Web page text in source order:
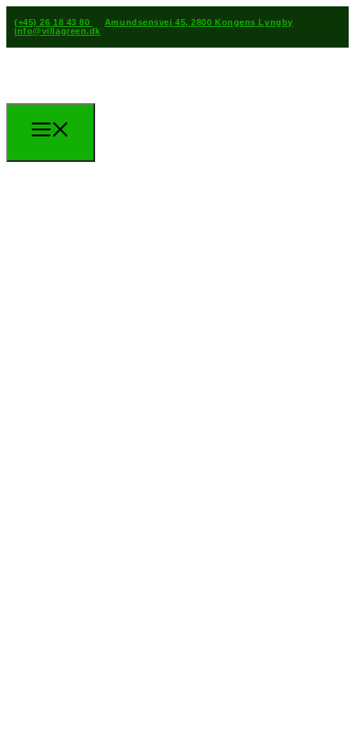
(+45) 26 18 43 80
Amundsensvej 45, 2800 Kongens Lyngby
info@villagreen.dk